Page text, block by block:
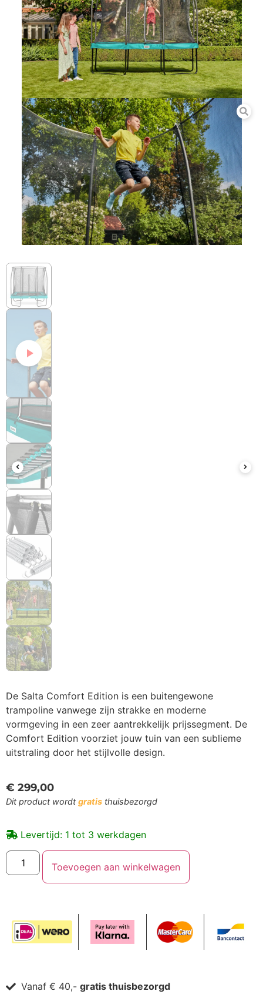
De Salta Comfort Edition is een buitengewone
trampoline vanwege zijn strakke en moderne
vormgeving in een zeer aantrekkelijk prijssegment. De
Comfort Edition voorziet jouw tuin van een sublieme
uitstraling door het stijlvolle design.
€ 299,00
Dit product wordt gratis thuisbezorgd
Levertijd: 1 tot 3 werkdagen
Toevoegen aan winkelwagen
Vanaf € 40,-gratis thuisbezorgd